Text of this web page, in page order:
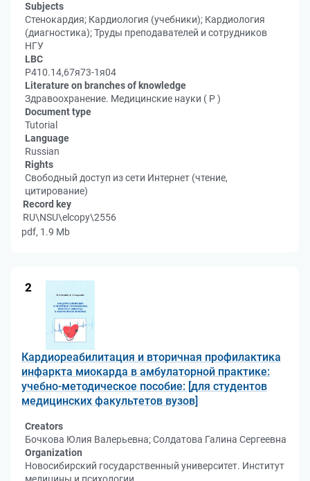
Subjects
Стенокардия; Кардиология (учебники); Кардиология
(диагностика); Труды преподавателей и сотрудников
НГУ
LBC
Р410.14,67я73-1я04
Literature on branches of knowledge
Здравоохранение. Медицинские науки ( Р )
Document type
Tutorial
Language
Russian
Rights
Свободный доступ из сети Интернет (чтение,
цитирование)
Record key
RU\NSU\elcopy\2556
pdf, 1.9 Mb
2
Кардиореабилитация и вторичная профилактика
инфаркта миокарда в амбулаторной практике:
учебно-методическое пособие: [для студентов
медицинских факультетов вузов]
Creators
Бочкова Юлия Валерьевна; Солдатова Галина Сергеевна
Organization
Новосибирский государственный университет. Институт